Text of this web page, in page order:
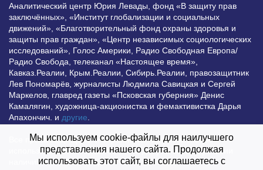
Аналитический центр Юрия Левады, фонд «В защиту прав
заключённых», «Институт глобализации и социальных
движений», «Благотворительный фонд охраны здоровья и
защиты прав граждан», «Центр независимых социологических
исследований», Голос Америки, Радио Свободная Европа/
Радио Свобода, телеканал «Настоящее время»,
Кавказ.Реалии, Крым.Реалии, Сибирь.Реалии, правозащитник
Лев Пономарёв, журналисты Людмила Савицкая и Сергей
Маркелов, главред газеты «Псковская губерния» Денис
Камалягин, художница-акционистка и фемактивистка Дарья
Апахончич. и другие
Все права защищены и охраняются законом. Любое
использование материалов сайта допустимо при условии
наличия активной гиперссылки на Vesti.UZ.
Мы используем cookie-файлы для наилучшего
представления нашего сайта. Продолжая
использовать этот сайт, вы соглашаетесь с